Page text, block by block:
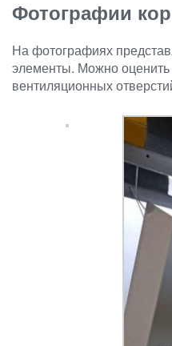
Фотографии
На фотографиях
элементы. Можно оценить
вентиляционных